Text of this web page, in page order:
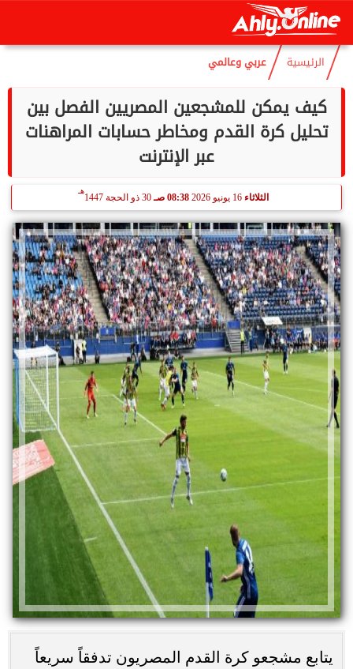
الأحد
الرئيسية عربي وعالمي
كيف يمكن للمشجعين المصريين الفصل بين
تحليل كرة القدم ومخاطر حسابات المراهنات
عبر الإنترنت
الثلاثاء 08:38 صـ 30 ذو الحجة 1447
هـ
يتابع مشجعو كرة القدم المصريون تدفقاً سريعاً